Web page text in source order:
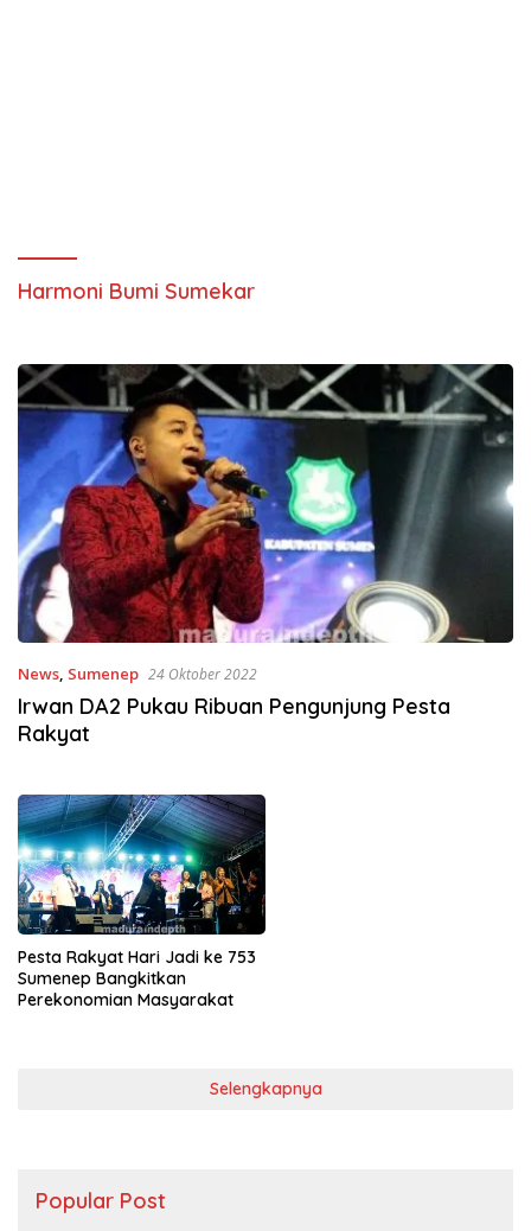
Harmoni Bumi Sumekar
News, Sumenep 24 Oktober 2022
Irwan DA2 Pukau Ribuan Pengunjung Pesta
Rakyat
Pesta Rakyat Hari Jadi ke 753
Sumenep Bangkitkan
Perekonomian Masyarakat
Selengkapnya
Popular Post